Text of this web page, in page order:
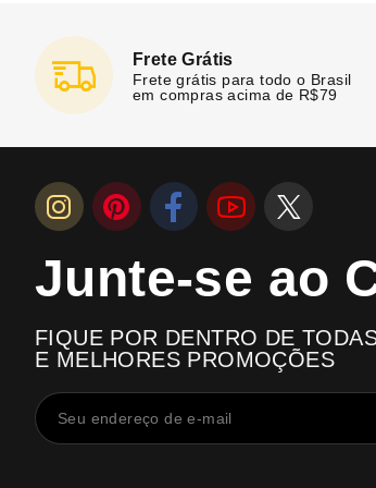
Frete Grátis
Frete grátis para todo o Brasil
em compras acima de R$79
Junte-se ao
FIQUE POR DENTRO DE
E MELHORES PROMOÇÕES